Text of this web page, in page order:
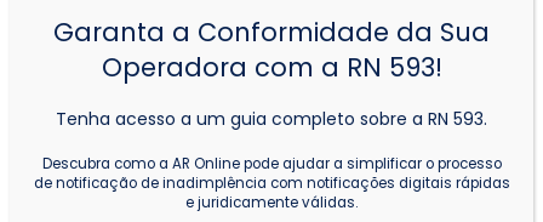
Garanta a Conformidade da Sua
Operadora com a RN 593!
Tenha acesso a um guia completo sobre a RN 593.
Descubra como a AR Online pode ajudar a simplificar o processo
de notificação de inadimplência com notificações digitais rápidas
e juridicamente válidas.